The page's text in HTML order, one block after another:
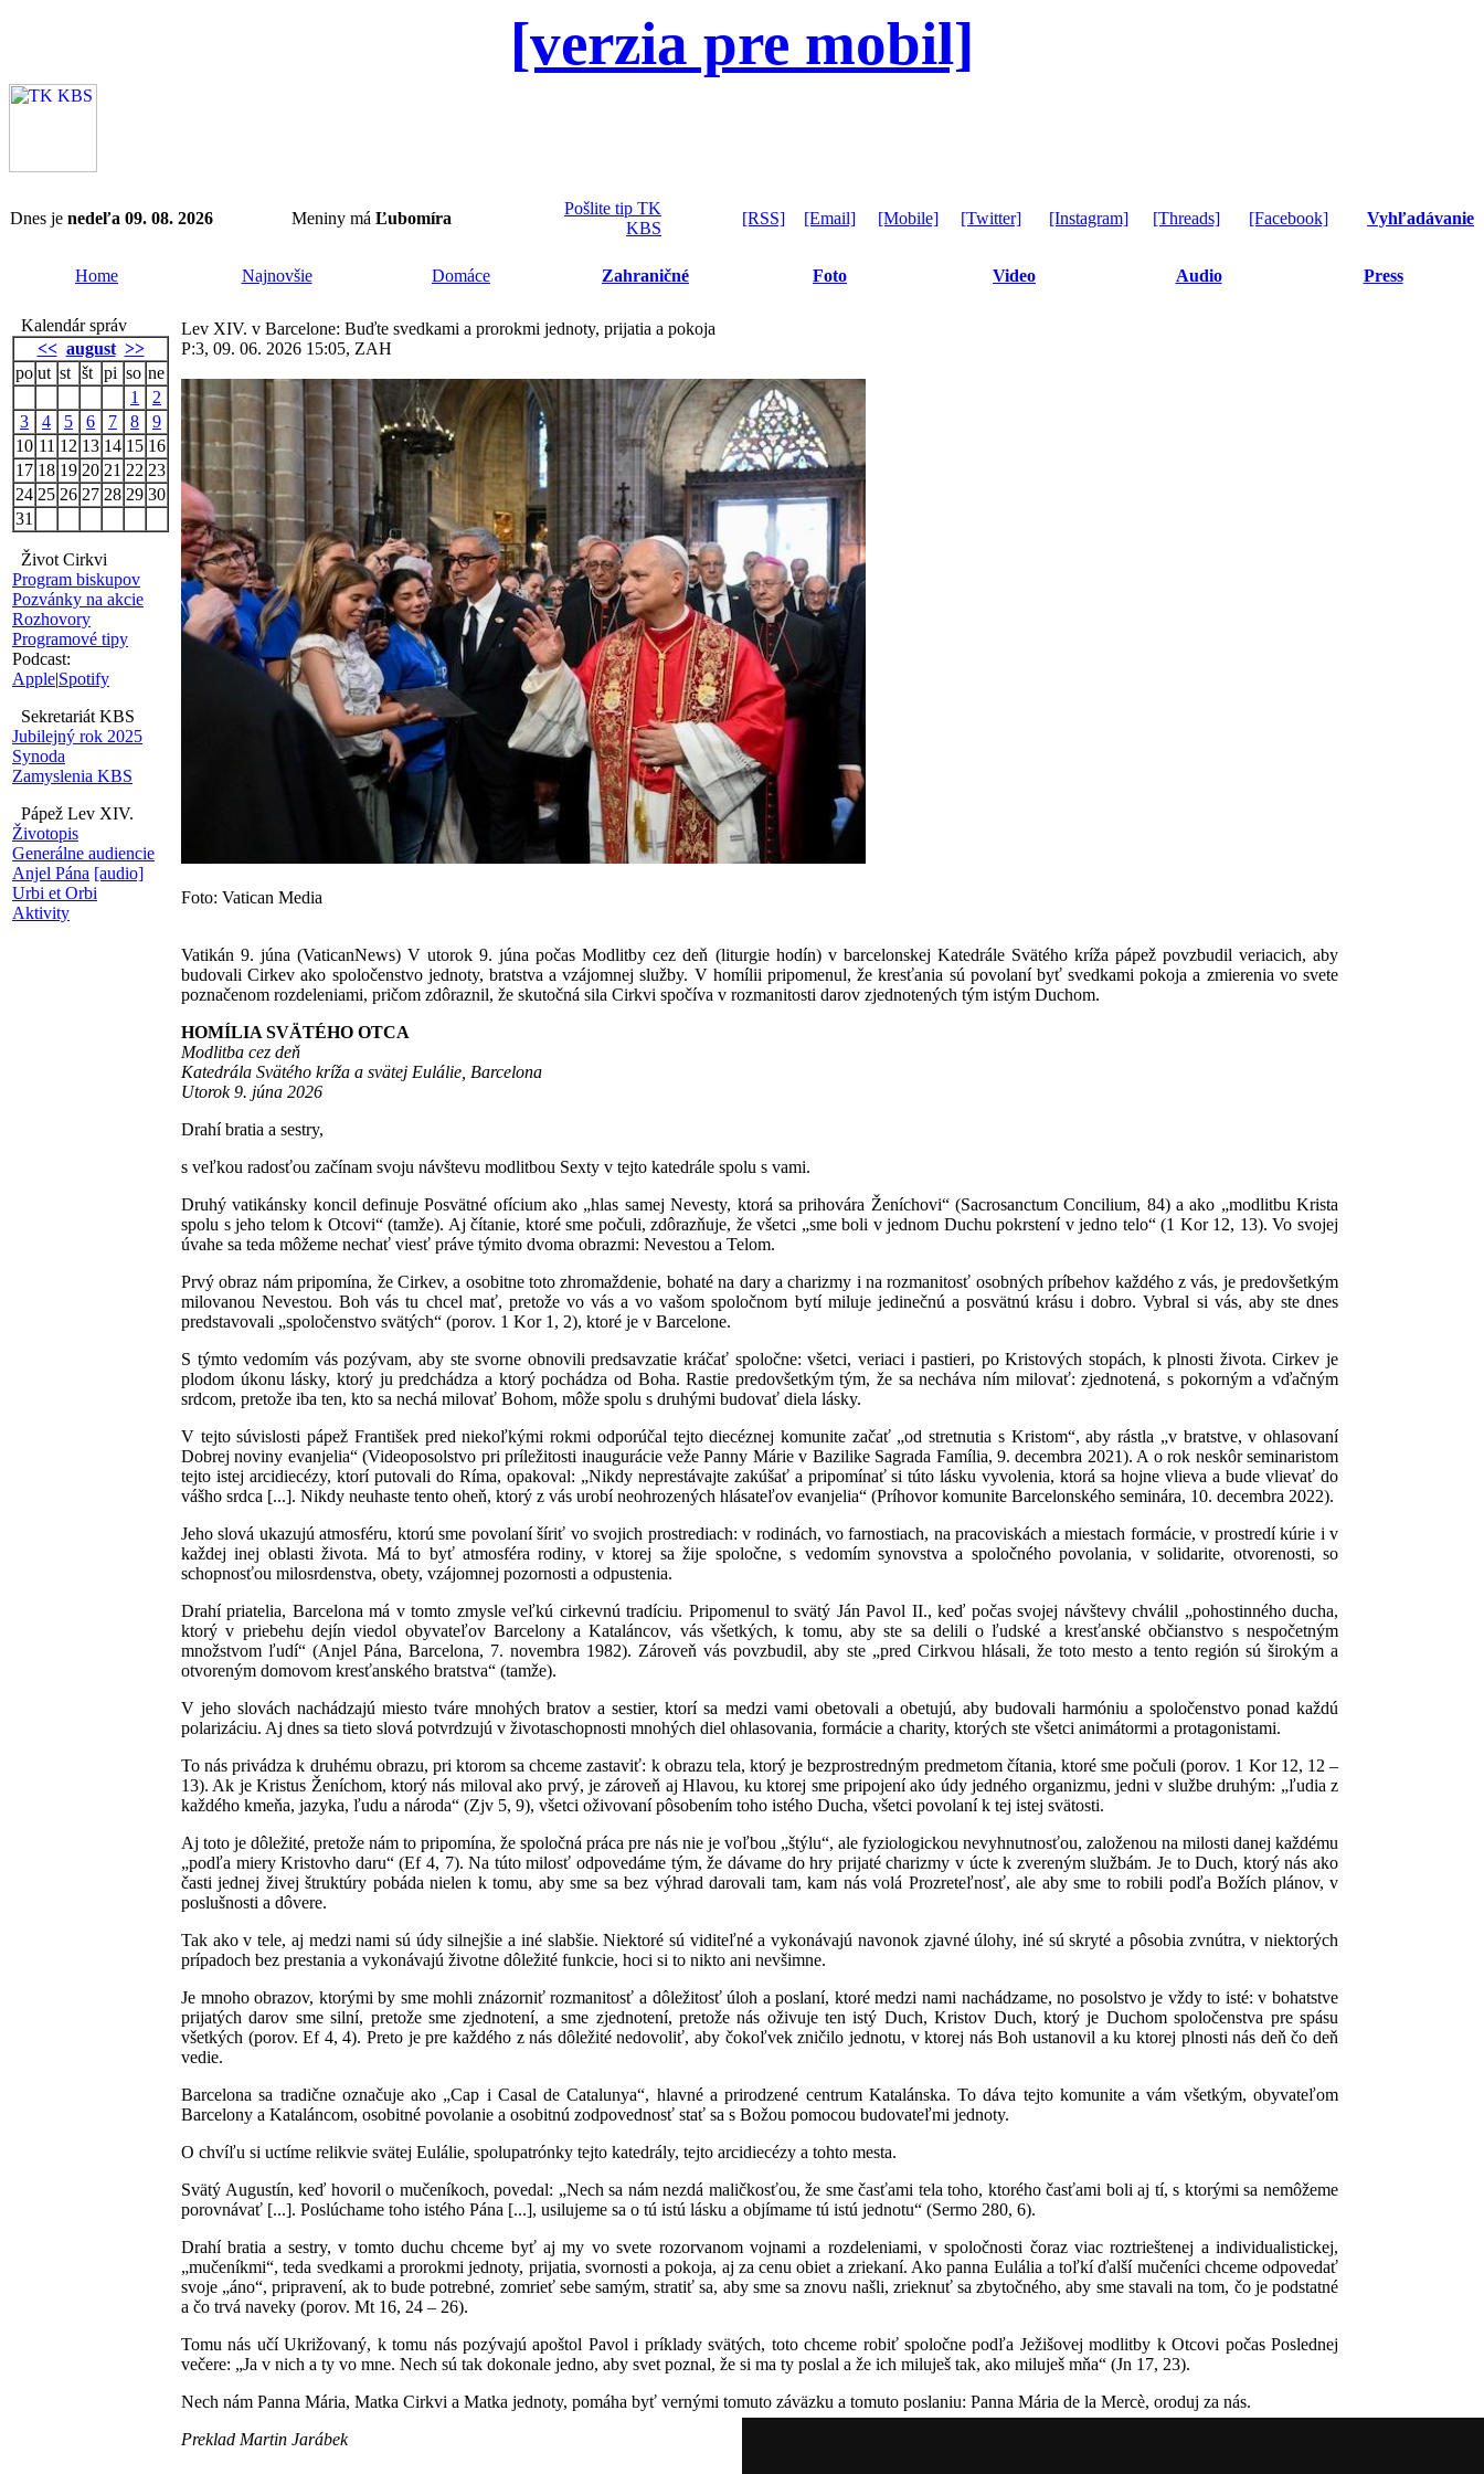
[verzia pre mobil]
Dnes je nedeľa 09. 08. 2026 Meniny má Ľubomíra
Pošlite tip TK
KBS
[RSS] [Email] [Mobile] [Twitter] [Instagram] [Threads] [Facebook] Vyhľadávanie
Home Najnovšie Domáce Zahraničné Foto Video Audio Press
Kalendár správ
<< august >>
po ut st št pi so ne
1
2
3
4 5 6 7 8
9
10 11 12 13 14 15 16
17 18 19 20 21 22 23
24 25 26 27 28 29 30
31
Život Cirkvi
Program biskupov
Pozvánky na akcie
Rozhovory
Programové tipy
Podcast:
Apple|Spotify
Sekretariát KBS
Jubilejný rok 2025
Synoda
Zamyslenia KBS
Pápež Lev XIV.
Životopis
Generálne audiencie
Anjel Pána [audio]
Urbi et Orbi
Aktivity
Lev XIV. v Barcelone: Buďte svedkami a prorokmi jednoty, prijatia a pokoja
P:3, 09. 06. 2026 15:05, ZAH
Foto: Vatican Media
Vatikán 9. júna (VaticanNews) V utorok 9. júna počas Modlitby cez deň (liturgie hodín) v barcelonskej Katedrále Svätého kríža pápež povzbudil veriacich, aby
budovali Cirkev ako spoločenstvo jednoty, bratstva a vzájomnej služby. V homílii pripomenul, že kresťania sú povolaní byť svedkami pokoja a zmierenia vo svete
poznačenom rozdeleniami, pričom zdôraznil, že skutočná sila Cirkvi spočíva v rozmanitosti darov zjednotených tým istým Duchom.
HOMÍLIA SVÄTÉHO OTCA
Modlitba cez deň
Katedrála Svätého kríža a svätej Eulálie, Barcelona
Utorok 9. júna 2026
Drahí bratia a sestry,
s veľkou radosťou začínam svoju návštevu modlitbou Sexty v tejto katedrále spolu s vami.
Druhý vatikánsky koncil definuje Posvätné ofícium ako „hlas samej Nevesty, ktorá sa prihovára Ženíchovi“ (Sacrosanctum Concilium, 84) a ako „modlitbu Krista
spolu s jeho telom k Otcovi“ (tamže). Aj čítanie, ktoré sme počuli, zdôrazňuje, že všetci „sme boli v jednom Duchu pokrstení v jedno telo“ (1 Kor 12, 13). Vo svojej
úvahe sa teda môžeme nechať viesť práve týmito dvoma obrazmi: Nevestou a Telom.
Prvý obraz nám pripomína, že Cirkev, a osobitne toto zhromaždenie, bohaté na dary a charizmy i na rozmanitosť osobných príbehov každého z vás, je predovšetkým
milovanou Nevestou. Boh vás tu chcel mať, pretože vo vás a vo vašom spoločnom bytí miluje jedinečnú a posvätnú krásu i dobro. Vybral si vás, aby ste dnes
predstavovali „spoločenstvo svätých“ (porov. 1 Kor 1, 2), ktoré je v Barcelone.
S týmto vedomím vás pozývam, aby ste svorne obnovili predsavzatie kráčať spoločne: všetci, veriaci i pastieri, po Kristových stopách, k plnosti života. Cirkev je
plodom úkonu lásky, ktorý ju predchádza a ktorý pochádza od Boha. Rastie predovšetkým tým, že sa necháva ním milovať: zjednotená, s pokorným a vďačným
srdcom, pretože iba ten, kto sa nechá milovať Bohom, môže spolu s druhými budovať diela lásky.
V tejto súvislosti pápež František pred niekoľkými rokmi odporúčal tejto diecéznej komunite začať „od stretnutia s Kristom“, aby rástla „v bratstve, v ohlasovaní
Dobrej noviny evanjelia“ (Videoposolstvo pri príležitosti inaugurácie veže Panny Márie v Bazilike Sagrada Família, 9. decembra 2021). A o rok neskôr seminaristom
tejto istej arcidiecézy, ktorí putovali do Ríma, opakoval: „Nikdy neprestávajte zakúšať a pripomínať si túto lásku vyvolenia, ktorá sa hojne vlieva a bude vlievať do
vášho srdca [...]. Nikdy neuhaste tento oheň, ktorý z vás urobí neohrozených hlásateľov evanjelia“ (Príhovor komunite Barcelonského seminára, 10. decembra 2022).
Jeho slová ukazujú atmosféru, ktorú sme povolaní šíriť vo svojich prostrediach: v rodinách, vo farnostiach, na pracoviskách a miestach formácie, v prostredí kúrie i v
každej inej oblasti života. Má to byť atmosféra rodiny, v ktorej sa žije spoločne, s vedomím synovstva a spoločného povolania, v solidarite, otvorenosti, so
schopnosťou milosrdenstva, obety, vzájomnej pozornosti a odpustenia.
Drahí priatelia, Barcelona má v tomto zmysle veľkú cirkevnú tradíciu. Pripomenul to svätý Ján Pavol II., keď počas svojej návštevy chválil „pohostinného ducha,
ktorý v priebehu dejín viedol obyvateľov Barcelony a Kataláncov, vás všetkých, k tomu, aby ste sa delili o ľudské a kresťanské občianstvo s nespočetným
množstvom ľudí“ (Anjel Pána, Barcelona, 7. novembra 1982). Zároveň vás povzbudil, aby ste „pred Cirkvou hlásali, že toto mesto a tento región sú širokým a
otvoreným domovom kresťanského bratstva“ (tamže).
V jeho slovách nachádzajú miesto tváre mnohých bratov a sestier, ktorí sa medzi vami obetovali a obetujú, aby budovali harmóniu a spoločenstvo ponad každú
polarizáciu. Aj dnes sa tieto slová potvrdzujú v životaschopnosti mnohých diel ohlasovania, formácie a charity, ktorých ste všetci animátormi a protagonistami.
To nás privádza k druhému obrazu, pri ktorom sa chceme zastaviť: k obrazu tela, ktorý je bezprostredným predmetom čítania, ktoré sme počuli (porov. 1 Kor 12, 12 –
13). Ak je Kristus Ženíchom, ktorý nás miloval ako prvý, je zároveň aj Hlavou, ku ktorej sme pripojení ako údy jedného organizmu, jedni v službe druhým: „ľudia z
každého kmeňa, jazyka, ľudu a národa“ (Zjv 5, 9), všetci oživovaní pôsobením toho istého Ducha, všetci povolaní k tej istej svätosti.
Aj toto je dôležité, pretože nám to pripomína, že spoločná práca pre nás nie je voľbou „štýlu“, ale fyziologickou nevyhnutnosťou, založenou na milosti danej každému
„podľa miery Kristovho daru“ (Ef 4, 7). Na túto milosť odpovedáme tým, že dávame do hry prijaté charizmy v úcte k zvereným službám. Je to Duch, ktorý nás ako
časti jednej živej štruktúry pobáda nielen k tomu, aby sme sa bez výhrad darovali tam, kam nás volá Prozreteľnosť, ale aby sme to robili podľa Božích plánov, v
poslušnosti a dôvere.
Tak ako v tele, aj medzi nami sú údy silnejšie a iné slabšie. Niektoré sú viditeľné a vykonávajú navonok zjavné úlohy, iné sú skryté a pôsobia zvnútra, v niektorých
prípadoch bez prestania a vykonávajú životne dôležité funkcie, hoci si to nikto ani nevšimne.
Je mnoho obrazov, ktorými by sme mohli znázorniť rozmanitosť a dôležitosť úloh a poslaní, ktoré medzi nami nachádzame, no posolstvo je vždy to isté: v bohatstve
prijatých darov sme silní, pretože sme zjednotení, a sme zjednotení, pretože nás oživuje ten istý Duch, Kristov Duch, ktorý je Duchom spoločenstva pre spásu
všetkých (porov. Ef 4, 4). Preto je pre každého z nás dôležité nedovoliť, aby čokoľvek zničilo jednotu, v ktorej nás Boh ustanovil a ku ktorej plnosti nás deň čo deň
vedie.
Barcelona sa tradične označuje ako „Cap i Casal de Catalunya“, hlavné a prirodzené centrum Katalánska. To dáva tejto komunite a vám všetkým, obyvateľom
Barcelony a Kataláncom, osobitné povolanie a osobitnú zodpovednosť stať sa s Božou pomocou budovateľmi jednoty.
O chvíľu si uctíme relikvie svätej Eulálie, spolupatrónky tejto katedrály, tejto arcidiecézy a tohto mesta.
Svätý Augustín, keď hovoril o mučeníkoch, povedal: „Nech sa nám nezdá maličkosťou, že sme časťami tela toho, ktorého časťami boli aj tí, s ktorými sa nemôžeme
porovnávať [...]. Poslúchame toho istého Pána [...], usilujeme sa o tú istú lásku a objímame tú istú jednotu“ (Sermo 280, 6).
Drahí bratia a sestry, v tomto duchu chceme byť aj my vo svete rozorvanom vojnami a rozdeleniami, v spoločnosti čoraz viac roztrieštenej a individualistickej,
„mučeníkmi“, teda svedkami a prorokmi jednoty, prijatia, svornosti a pokoja, aj za cenu obiet a zriekaní. Ako panna Eulália a toľkí ďalší mučeníci chceme odpovedať
svoje „áno“, pripravení, ak to bude potrebné, zomrieť sebe samým, stratiť sa, aby sme sa znovu našli, zrieknuť sa zbytočného, aby sme stavali na tom, čo je podstatné
a čo trvá naveky (porov. Mt 16, 24 – 26).
Tomu nás učí Ukrižovaný, k tomu nás pozývajú apoštol Pavol i príklady svätých, toto chceme robiť spoločne podľa Ježišovej modlitby k Otcovi počas Poslednej
večere: „Ja v nich a ty vo mne. Nech sú tak dokonale jedno, aby svet poznal, že si ma ty poslal a že ich miluješ tak, ako miluješ mňa“ (Jn 17, 23).
Nech nám Panna Mária, Matka Cirkvi a Matka jednoty, pomáha byť vernými tomuto záväzku a tomuto poslaniu: Panna Mária de la Mercè, oroduj za nás.
Preklad Martin Jarábek